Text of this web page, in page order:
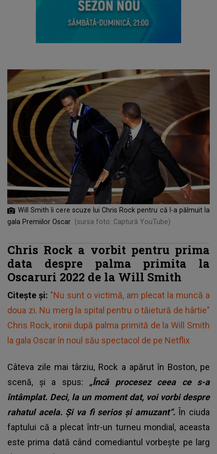
Will Smith îi cere scuze lui Chris Rock pentru că l-a pălmuit la
gala Premiilor Oscar (sursa foto: Captură YouTube)
Chris Rock a vorbit pentru prima
data despre palma primita la
Oscaruri 2022 de la Will Smith
Citește și: "Nu sunt o victimă, am plecat la muncă a
doua zi. Nu merg la spital pentru o tăietură de hârtie"
Chris Rock, ironii după palma primită de la Will Smith
la gala Oscar în noul său spectacol de pe Netflix
Câteva zile mai târziu, Rock a apărut în Boston, pe
scenă, şi a spus: „Încă procesez ceea ce s-a
întâmplat. Deci, la un moment dat, voi vorbi despre
rahatul acela. Şi va fi serios şi amuzant”. În ciuda
faptului că a plecat într-un turneu mondial, aceasta
este prima dată când comediantul vorbeşte pe larg